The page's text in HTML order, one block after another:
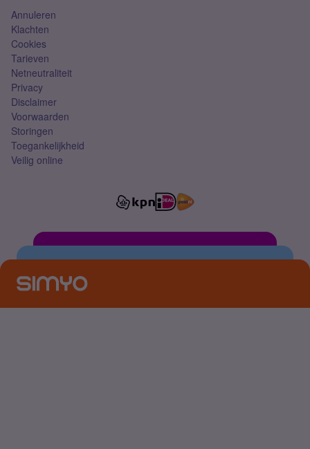
Annuleren
Klachten
Cookies
Tarieven
Netneutraliteit
Privacy
Disclaimer
Voorwaarden
Storingen
Toegankelijkheid
Veilig online